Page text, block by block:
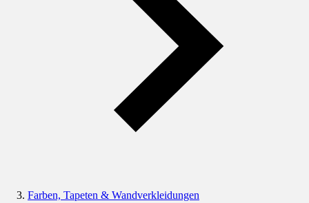
Farben, Tapeten & Wandverkleidungen